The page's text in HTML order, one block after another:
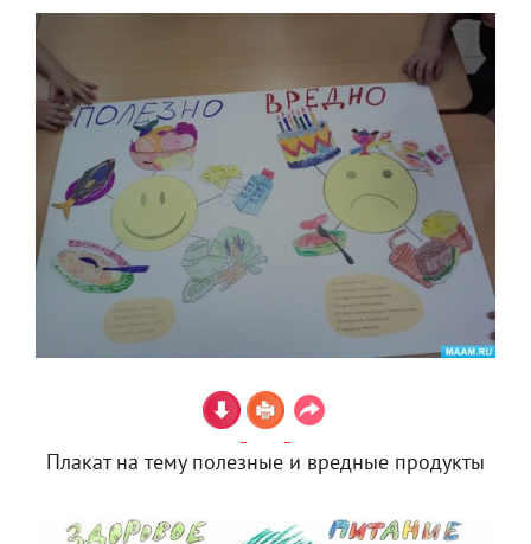
Плакат на тему полезные и вредные продукты